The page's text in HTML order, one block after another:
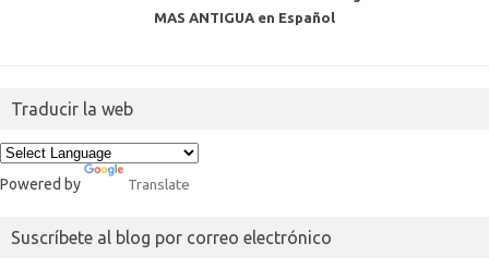
MAS ANTIGUA en Español
Traducir la web
Powered by Translate
Suscríbete al blog por correo electrónico